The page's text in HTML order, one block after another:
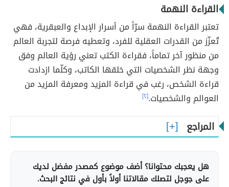
القراءة النهمة
تعتبر القراءة النهمة سرّاً من أسرار الإبداع والعبقرية، فهي
تُعزّز من القدرات العقلية للفرد، وتعطيه فرصة لتجربة العالم
من منظور آخر تماماً، فقراءة الكتب تعني رؤية العالم وفق
وجهة نظر الشخصيات التي خلقها الكاتب، وكلّما ازدادت
قراءة الشخص، رغب في قراءة المزيد ومعرفة المزيد من
العوالم والشخصيات.[٢]
المراجع
هل يعجبك محتوانا؟ أضف موضوع كمصدر مفضل لديك
على جوجل لتصلك مقالاتنا أولاً بأول في نتائج البحث.